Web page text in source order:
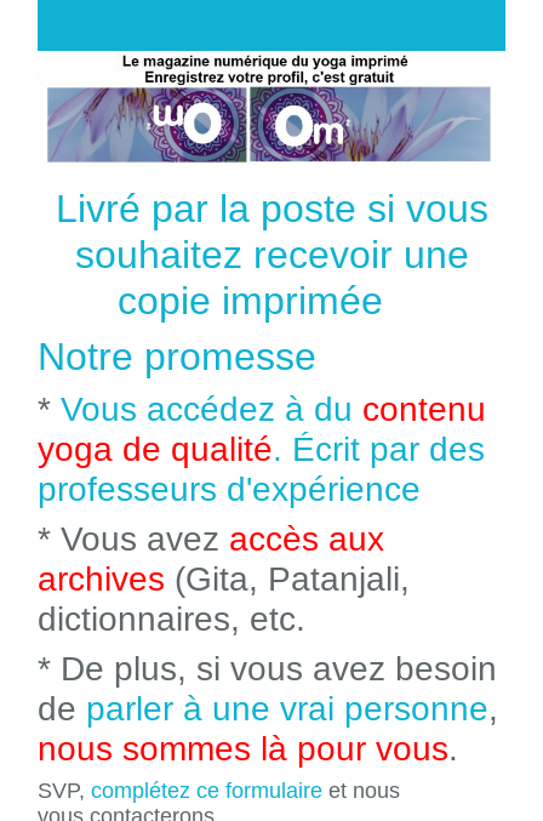
Livré par la poste si vous
souhaitez recevoir une
copie imprimée
Notre promesse
* Vous accédez à du contenu
yoga de qualité. Écrit par des
professeurs d'expérience
* Vous avez accès aux
archives (Gita, Patanjali,
dictionnaires, etc.
* De plus, si vous avez besoin
de parler à une vrai personne,
nous sommes là pour vous.
SVP, complétez ce formulaire et nous
vous contacterons.